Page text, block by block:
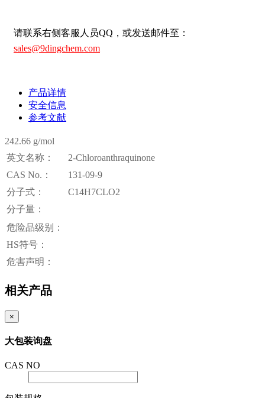
请联系右侧客服人员QQ，或发送邮件至：
sales@9dingchem.com
产品详情
安全信息
参考文献
242.66 g/mol
英文名称：
2-Chloroanthraquinone
CAS No.：
131-09-9
分子式：
C14H7CLO2
分子量：
危险品级别：
HS符号：
危害声明：
相关产品
×
大包装询盘
CAS NO